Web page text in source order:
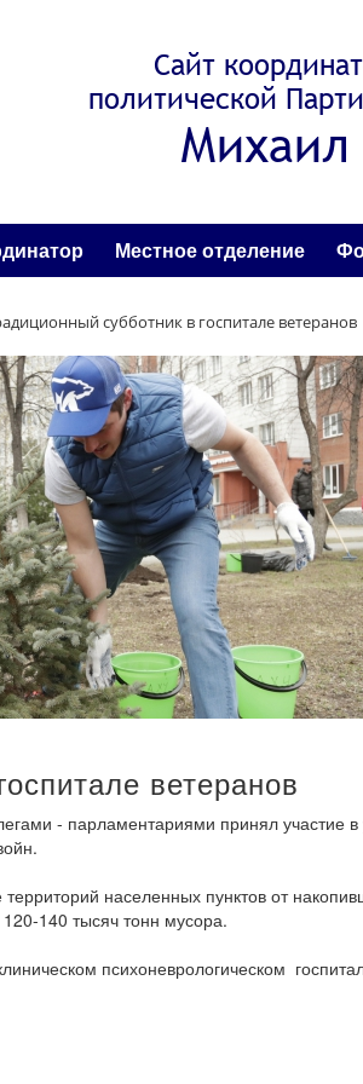
Сайт
политической
Михаил
Местное отделение
субботник в госпитале ветеранов
ветеранов
- парламентариями принял участие в
населенных пунктов от
140 тысяч тонн мусора.
психоневрологическом